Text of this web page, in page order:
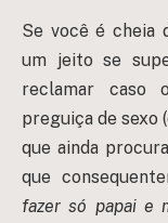
Se você é cheia
um jeito se
reclamar caso
preguiça de sexo
que ainda
que
fazer só papai e